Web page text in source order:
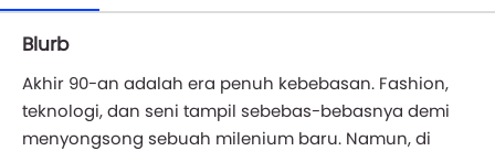
Blurb
Akhir 90-an adalah era penuh kebebasan. Fashion,
teknologi, dan seni tampil sebebas-bebasnya demi
menyongsong sebuah milenium baru. Namun, di